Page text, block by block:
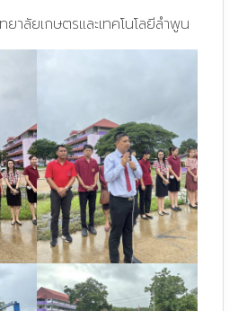
าลัยเกษตรและเทคโนโลยีลำพูน